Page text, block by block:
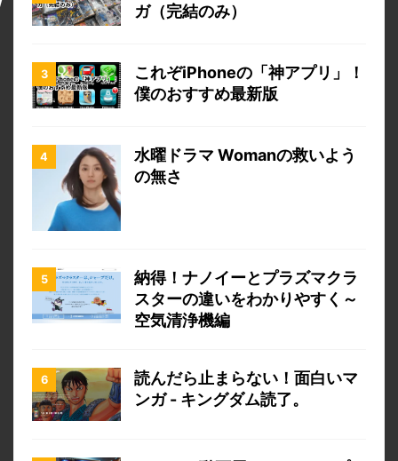
ガ（完結のみ）
これぞiPhoneの「神アプリ」！
僕のおすすめ最新版
水曜ドラマ Womanの救いよう
の無さ
納得！ナノイーとプラズマクラ
スターの違いをわかりやすく～
空気清浄機編
読んだら止まらない！面白いマ
ンガ - キングダム読了。